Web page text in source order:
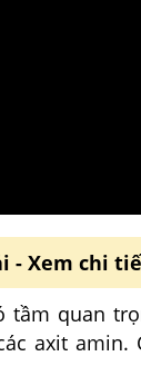
- Xem chi
quan
axit amin.